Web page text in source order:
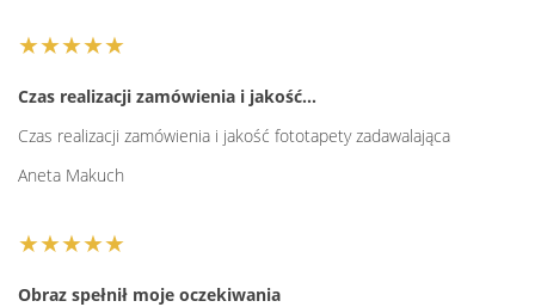
★★★★★
Czas realizacji zamówienia i jakość…
Czas realizacji zamówienia i jakość fototapety zadawalająca
Aneta Makuch
★★★★★
Obraz spełnił moje oczekiwania